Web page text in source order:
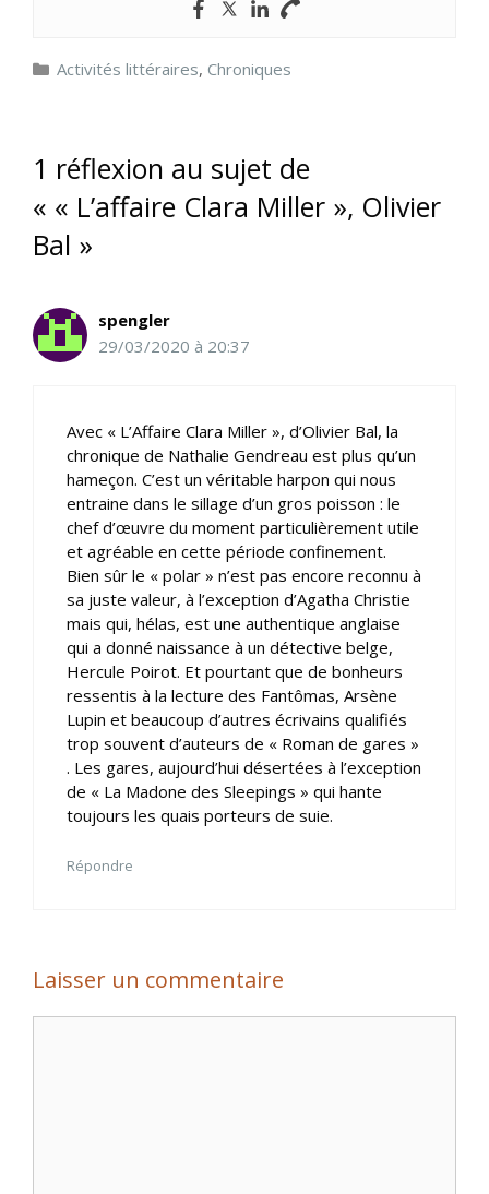
Catégories
Activités littéraires, Chroniques
1 réflexion au sujet de
« « L’affaire Clara Miller », Olivier
Bal »
spengler
29/03/2020 à 20:37
Avec « L’Affaire Clara Miller », d’Olivier Bal, la
chronique de Nathalie Gendreau est plus qu’un
hameçon. C’est un véritable harpon qui nous
entraine dans le sillage d’un gros poisson : le
chef d’œuvre du moment particulièrement utile
et agréable en cette période confinement.
Bien sûr le « polar » n’est pas encore reconnu à
sa juste valeur, à l’exception d’Agatha Christie
mais qui, hélas, est une authentique anglaise
qui a donné naissance à un détective belge,
Hercule Poirot. Et pourtant que de bonheurs
ressentis à la lecture des Fantômas, Arsène
Lupin et beaucoup d’autres écrivains qualifiés
trop souvent d’auteurs de « Roman de gares »
. Les gares, aujourd’hui désertées à l’exception
de « La Madone des Sleepings » qui hante
toujours les quais porteurs de suie.
Répondre
Laisser un commentaire